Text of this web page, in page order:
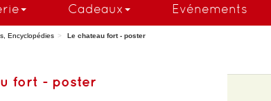
Cadeaux Evénements
Encyclopédies Le chateau fort - poster
fort - poster